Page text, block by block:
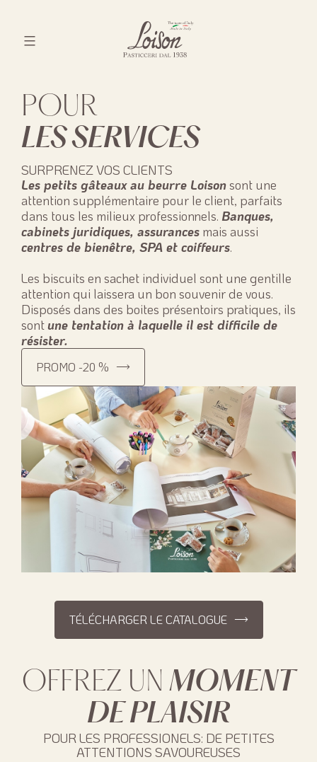
content
POUR
LES SERVICES
SURPRENEZ VOS CLIENTS
Les petits gâteaux au beurre Loisonsont une
attention supplémentaire pour le client, parfaits
dans tous les milieux professionnels. Banques,
cabinets juridiques, assurances mais aussi
centres de bienêtre, SPA et coiffeurs.
Les biscuits en sachet individuel sont une gentille
attention qui laissera un bon souvenir de vous.
Disposés dans des boites présentoirs pratiques, ils
sontune tentation à laquelle il est difficile de
résister.
PROMO -20 %
TÉLÉCHARGER LE CATALOGUE
OFFREZ UN MOMENT
DE PLAISIR
POUR LES PROFESSIONELS: DE PETITES
ATTENTIONS SAVOUREUSES